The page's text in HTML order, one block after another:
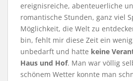
ereignisreiche, abenteuerliche
romantische Stunden, ganz viel
Möglichkeit, die Welt zu
bin, fehlt mir diese Zeit ein
unbedarft und hatte keine
Haus und Hof. Man war völlig
schönem Wetter konnte man